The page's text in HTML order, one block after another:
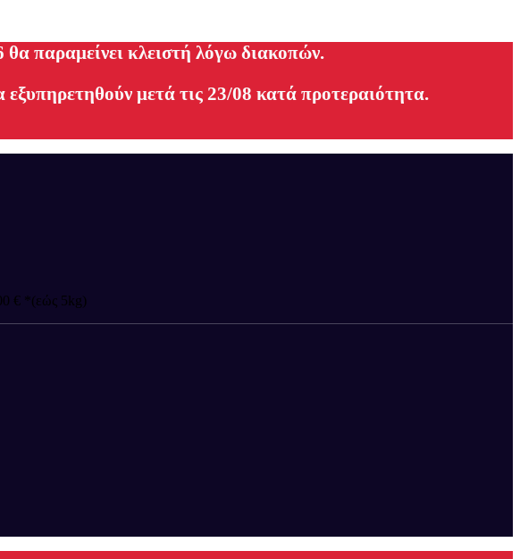
παραμείνει κλειστή λόγω διακοπών.
μετά τις 23/08 κατά προτεραιότητα.
€ *(εώς 5kg)